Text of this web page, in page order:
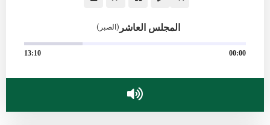
المجلس العاشر (الصبر)
00:00
13:10